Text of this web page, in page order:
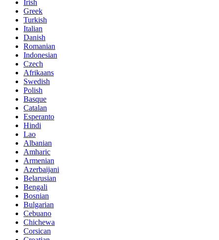
Irish
Greek
Turkish
Italian
Danish
Romanian
Indonesian
Czech
Afrikaans
Swedish
Polish
Basque
Catalan
Esperanto
Hindi
Lao
Albanian
Amharic
Armenian
Azerbaijani
Belarusian
Bengali
Bosnian
Bulgarian
Cebuano
Chichewa
Corsican